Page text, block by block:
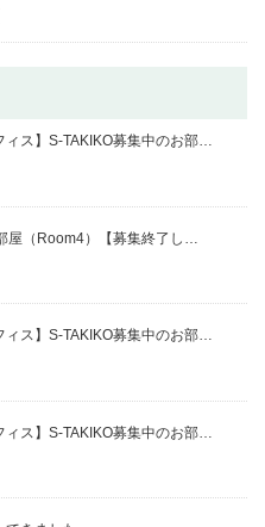
ィス】S-TAKIKO募集中のお部…
屋（Room4）【募集終了し…
ィス】S-TAKIKO募集中のお部…
ィス】S-TAKIKO募集中のお部…